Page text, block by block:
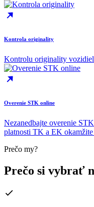
Kontrola originality
Kontrolu originality
Overenie STK online
Nezanedbajte overenie
platnosti TK a EK
Prečo my?
Prečo si vybrať